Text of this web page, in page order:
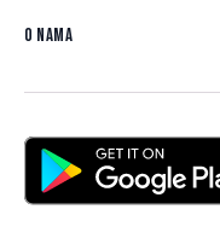
O nama